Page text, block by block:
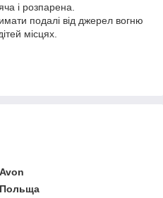
і розпарена.
подалі від джерел вогню
місцях.
Avon
Польща